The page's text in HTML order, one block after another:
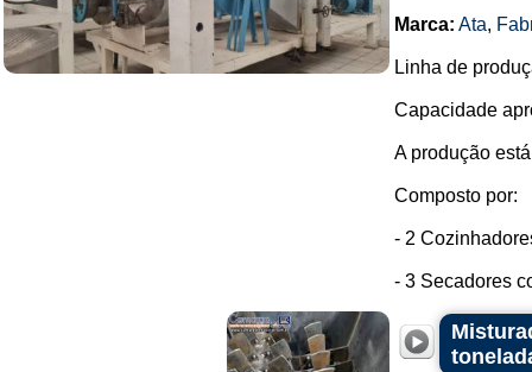
Marca: Ata,
Linha de
Capacidade
A produção
Composto por:
- 2
- 3 Secadores